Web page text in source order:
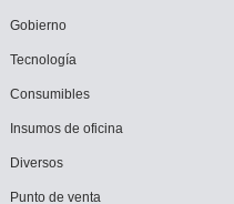
Gobierno
Tecnología
Consumibles
Insumos de oficina
Diversos
Punto de venta